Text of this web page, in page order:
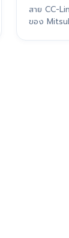
สาย CC-
ของ